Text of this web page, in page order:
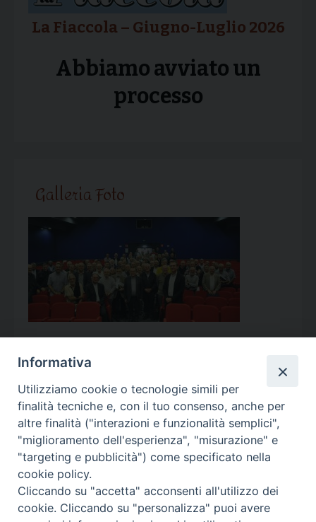
La Fiaccola – Giugno-Luglio 2026
Abbiamo avviato un
processo
Galleria Foto
Calendario Appuntamenti
<< Ago 2026 >>
l m m g v s
d
27
28
3
4 5 6 7 8 9
Informativa
Utilizziamo cookie o tecnologie simili per
finalità tecniche e, con il tuo consenso, anche per
altre finalità ("interazioni e funzionalità semplici",
"miglioramento dell'esperienza", "misurazione" e
"targeting e pubblicità") come specificato nella
cookie policy.
Cliccando su "accetta" acconsenti all'utilizzo dei
cookie. Cliccando su "personalizza" puoi avere